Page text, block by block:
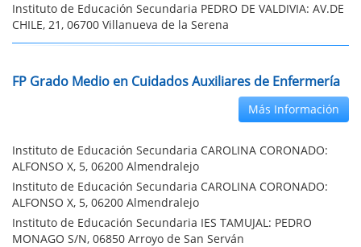
Instituto de Educación Secundaria PEDRO DE VALDIVIA: AV.DE
CHILE, 21, 06700 Villanueva de la Serena
FP Grado Medio en Cuidados Auxiliares de Enfermería
Más Información
Instituto de Educación Secundaria CAROLINA CORONADO:
ALFONSO X, 5, 06200 Almendralejo
Instituto de Educación Secundaria CAROLINA CORONADO:
ALFONSO X, 5, 06200 Almendralejo
Instituto de Educación Secundaria IES TAMUJAL: PEDRO
MONAGO S/N, 06850 Arroyo de San Serván